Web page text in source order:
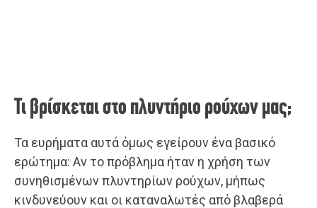
Τι βρίσκεται στο πλυντήριο ρούχων μας;
Τα ευρήματα αυτά όμως εγείρουν ένα βασικό
ερώτημα: Αν το πρόβλημα ήταν η χρήση των
συνηθισμένων πλυντηρίων ρούχων, μήπως
κινδυνεύουν και οι καταναλωτές από βλαβερά